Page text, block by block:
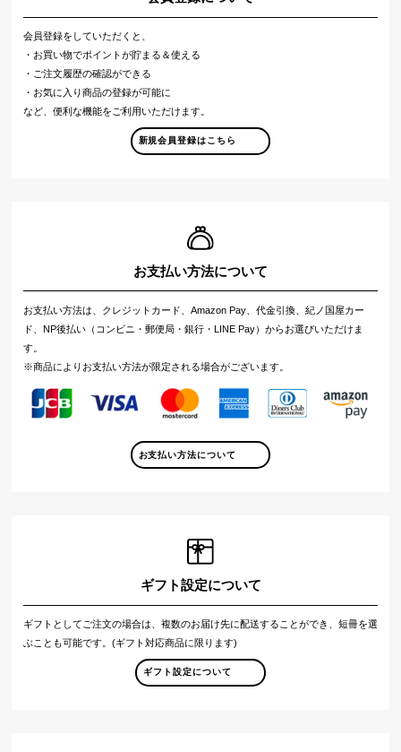
会員登録をしていただくと、
・お買い物でポイントが貯まる＆使える
・ご注文履歴の確認ができる
・お気に入り商品の登録が可能に
など、便利な機能をご利用いただけます。
新規会員登録はこちら
お支払い方法について
お支払い方法は、クレジットカード、Amazon Pay、代金引換、紀ノ国屋カー
ド、NP後払い（コンビニ・郵便局・銀行・LINE Pay）からお選びいただけま
す。
※商品によりお支払い方法が限定される場合がございます。
お支払い方法について
ギフト設定について
ギフトとしてご注文の場合は、複数のお届け先に配送することができ、短冊を選
ぶことも可能です。(ギフト対応商品に限ります)
ギフト設定について